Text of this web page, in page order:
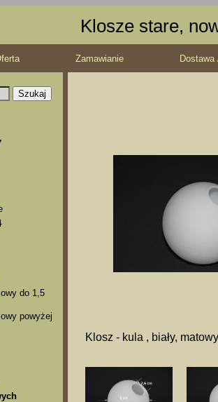
Klosze stare,
Zamawianie
do 1,5
powyżej
Klosz - kula , biały,